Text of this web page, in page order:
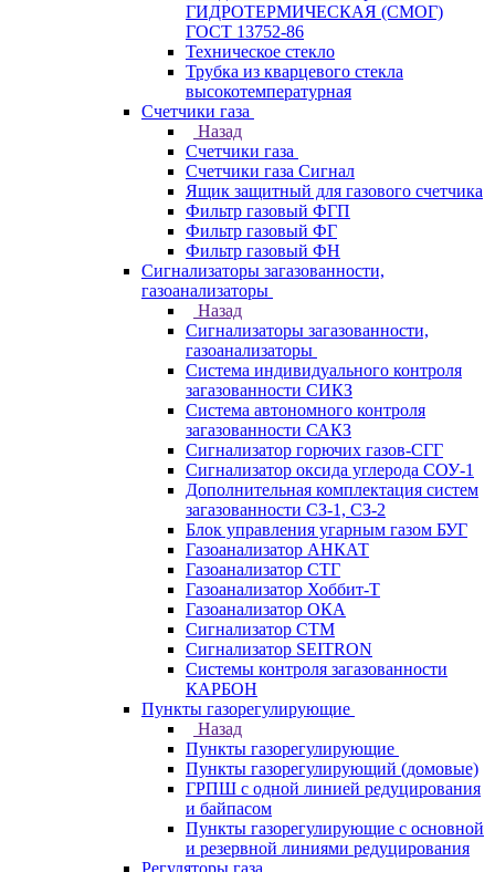
ГИДРОТЕРМИЧЕСКАЯ (СМОГ)
ГОСТ 13752-86
Техническое стекло
Трубка из кварцевого стекла
высокотемпературная
Счетчики газа
Назад
Счетчики газа
Счетчики газа Сигнал
Ящик защитный для газового счетчика
Фильтр газовый ФГП
Фильтр газовый ФГ
Фильтр газовый ФН
Сигнализаторы загазованности,
газоанализаторы
Назад
Сигнализаторы загазованности,
газоанализаторы
Система индивидуального контроля
загазованности СИКЗ
Система автономного контроля
загазованности САКЗ
Сигнализатор горючих газов-СГГ
Сигнализатор оксида углерода СОУ-1
Дополнительная комплектация систем
загазованности СЗ-1, СЗ-2
Блок управления угарным газом БУГ
Газоанализатор АНКАТ
Газоанализатор СТГ
Газоанализатор Хоббит-Т
Газоанализатор ОКА
Сигнализатор СТМ
Сигнализатор SEITRON
Системы контроля загазованности
КАРБОН
Пункты газорегулирующие
Назад
Пункты газорегулирующие
Пункты газорегулирующий (домовые)
ГРПШ с одной линией редуцирования
и байпасом
Пункты газорегулирующие с основной
и резервной линиями редуцирования
Регуляторы газа